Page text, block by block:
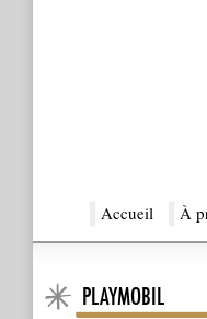
Ma Sérendipité
Aller au
Aller au
Accueil À
PLAYMOBIL